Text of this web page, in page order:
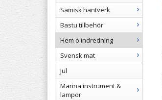
Samisk hantverk
Bastu tillbehör
Hem o indredning
Svensk mat
Jul
Marina instrument &
lampor